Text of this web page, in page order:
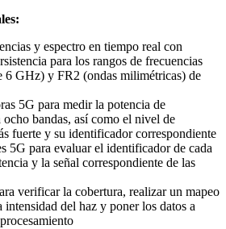
y espectro en tiempo real con
para los rangos de frecuencias
6 GHz) y FR2 (ondas milimétricas) de
5G para medir la potencia de
ocho bandas, así como el nivel de
fuerte y su identificador correspondiente
5G para evaluar el identificador de cada
y la señal correspondiente de las
verificar la cobertura, realizar un mapeo
intensidad del haz y poner los datos a